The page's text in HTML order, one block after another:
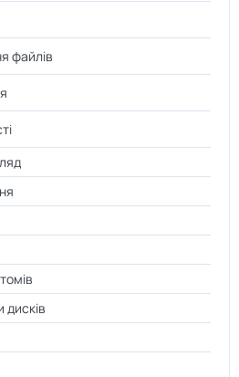
файлів
дисків